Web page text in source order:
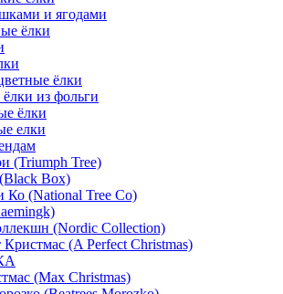
и ягодами
ёлки
ёлки
из фольги
ёлки
елки
(Triumph Tree)
Box)
(National Tree Co)
(Nordic Collection)
(A Perfect Christmas)
(Max Christmas)